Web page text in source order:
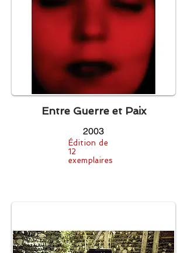
Entre Guerre et Paix
2003
Édition de
12
exemplaires